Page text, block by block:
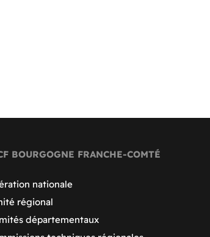
BOURGOGNE FRANCHE-COMTÉ
nationale
régional
départementaux